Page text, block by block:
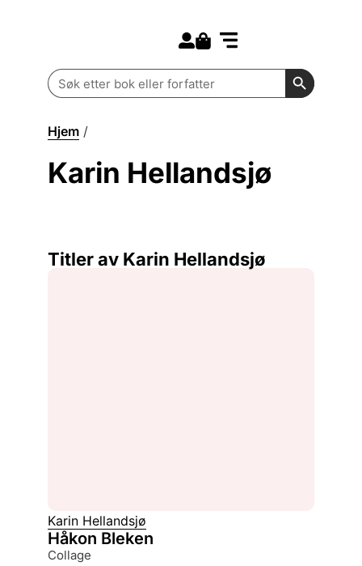
Search
for:
Search
Hjem /
Karin Hellandsjø
Titler av Karin Hellandsjø
Karin Hellandsjø
Håkon Bleken
collage